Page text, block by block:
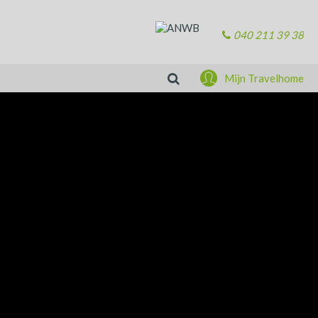
040 211 39 38
Zoeken Mijn Travelhome